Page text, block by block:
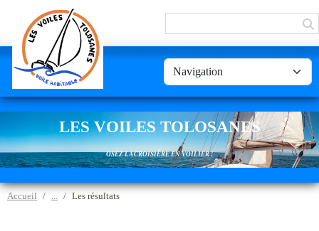
LES VOILES TOLOSANES
OSEZ LA CROISIÈRE EN VOILIER !
Accueil Les résultats
Panneau de gestion des cookies